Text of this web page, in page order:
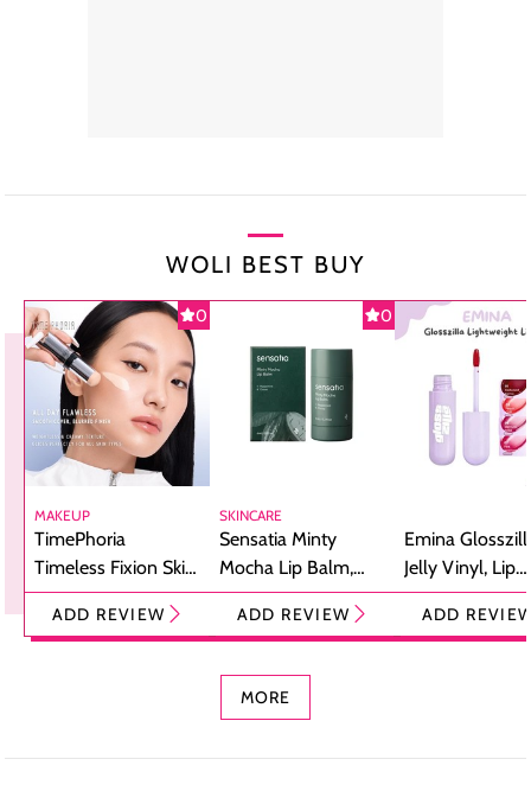
WOLI BEST BUY
0
MAKEUP
TimePhoria
Timeless Fixion Skin
Tint Stick,
Foundation dan
ADD REVIEW
0
SKINCARE
Sensatia Minty
Mocha Lip Balm,
Pelembap Bibir
dengan Aroma
ADD REVIEW
Emina
Jelly Vinyl, Lip
Cream Glossy
Ringan
ADD
MORE